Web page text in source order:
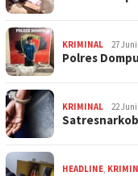
KRIMINAL 27 Juni
Polres
KRIMINAL 22 Juni
HEADLINE,